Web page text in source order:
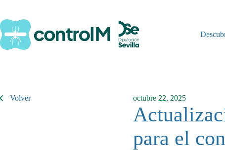
contenido
Volver octubre 22, 2025
para el